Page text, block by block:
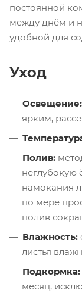
постоянной
между днём и
удобной для
Уход
Освещение:
ярким,
Полив:
неглубокую
намокания
по мере
полив
Влажность:
листья
Подкормка:
месяц,